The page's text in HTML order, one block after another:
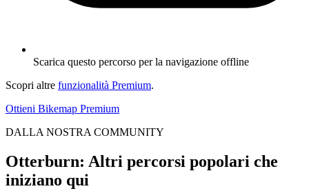
Scarica questo percorso per la navigazione offline
Scopri altre funzionalità Premium.
Ottieni Bikemap Premium
DALLA NOSTRA COMMUNITY
Otterburn: Altri percorsi popolari che
iniziano qui